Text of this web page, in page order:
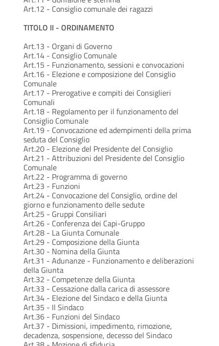
Art.12 - Consiglio comunale dei ragazzi
TITOLO II - ORDINAMENTO
Art.13 - Organi di Governo
Art.14 - Consiglio Comunale
Art.15 - Funzionamento, sessioni e convocazioni
Art.16 - Elezione e composizione del Consiglio
Comunale
Art.17 - Prerogative e compiti dei Consiglieri
Comunali
Art.18 - Regolamento per il funzionamento del
Consiglio Comunale
Art.19 - Convocazione ed adempimenti della prima
seduta del Consiglio
Art.20 - Elezione del Presidente del Consiglio
Art.21 - Attribuzioni del Presidente del Consiglio
Comunale
Art.22 - Programma di governo
Art.23 - Funzioni
Art.24 - Convocazione del Consiglio, ordine del
giorno e funzionamento delle sedute
Art.25 - Gruppi Consiliari
Art.26 - Conferenza dei Capi-Gruppo
Art.28 - La Giunta Comunale
Art.29 - Composizione della Giunta
Art.30 - Nomina della Giunta
Art.31 - Adunanze - Funzionamento e deliberazioni
della Giunta
Art.32 - Competenze della Giunta
Art.33 - Cessazione dalla carica di assessore
Art.34 - Elezione del Sindaco e della Giunta
Art.35 - Il Sindaco
Art.36 - Funzioni del Sindaco
Art.37 - Dimissioni, impedimento, rimozione,
decadenza, sospensione, decesso del Sindaco